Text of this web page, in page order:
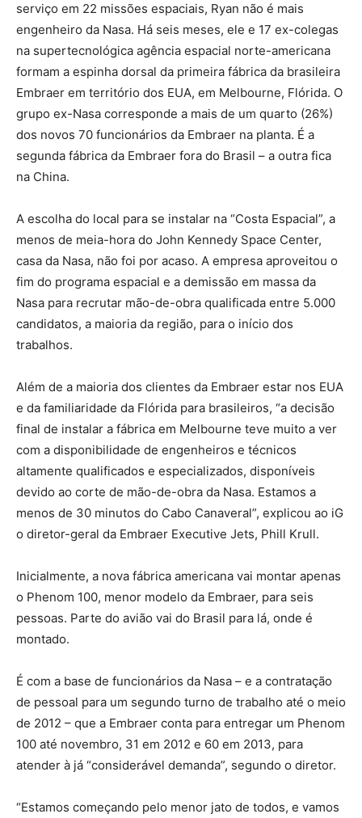
serviço em 22 missões espaciais, Ryan não é mais
engenheiro da Nasa. Há seis meses, ele e 17 ex-colegas
na supertecnológica agência espacial norte-americana
formam a espinha dorsal da primeira fábrica da brasileira
Embraer em território dos EUA, em Melbourne, Flórida. O
grupo ex-Nasa corresponde a mais de um quarto (26%)
dos novos 70 funcionários da Embraer na planta. É a
segunda fábrica da Embraer fora do Brasil – a outra fica
na China.
A escolha do local para se instalar na “Costa Espacial”, a
menos de meia-hora do John Kennedy Space Center,
casa da Nasa, não foi por acaso. A empresa aproveitou o
fim do programa espacial e a demissão em massa da
Nasa para recrutar mão-de-obra qualificada entre 5.000
candidatos, a maioria da região, para o início dos
trabalhos.
Além de a maioria dos clientes da Embraer estar nos EUA
e da familiaridade da Flórida para brasileiros, “a decisão
final de instalar a fábrica em Melbourne teve muito a ver
com a disponibilidade de engenheiros e técnicos
altamente qualificados e especializados, disponíveis
devido ao corte de mão-de-obra da Nasa. Estamos a
menos de 30 minutos do Cabo Canaveral”, explicou ao iG
o diretor-geral da Embraer Executive Jets, Phill Krull.
Inicialmente, a nova fábrica americana vai montar apenas
o Phenom 100, menor modelo da Embraer, para seis
pessoas. Parte do avião vai do Brasil para lá, onde é
montado.
É com a base de funcionários da Nasa – e a contratação
de pessoal para um segundo turno de trabalho até o meio
de 2012 – que a Embraer conta para entregar um Phenom
100 até novembro, 31 em 2012 e 60 em 2013, para
atender à já “considerável demanda”, segundo o diretor.
“Estamos começando pelo menor jato de todos, e vamos